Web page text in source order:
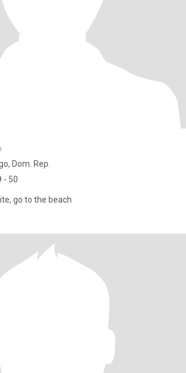
Dom. Rep.
- 50
go to the beach